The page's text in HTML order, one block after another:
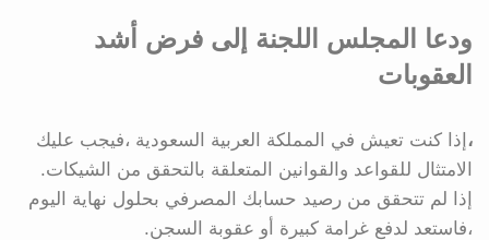
ودعا المجلس اللجنة إلى فرض أشد
العقوبات
، إذا كنت تعيش في المملكة العربية السعودية ،فيجب عليك
الامتثال للقواعد والقوانين المتعلقة بالتحقق من الشيكات.
إذا لم تتحقق من رصيد حسابك المصرفي بحلول نهاية اليوم
،فاستعد لدفع غرامة كبيرة أو عقوبة السجن.